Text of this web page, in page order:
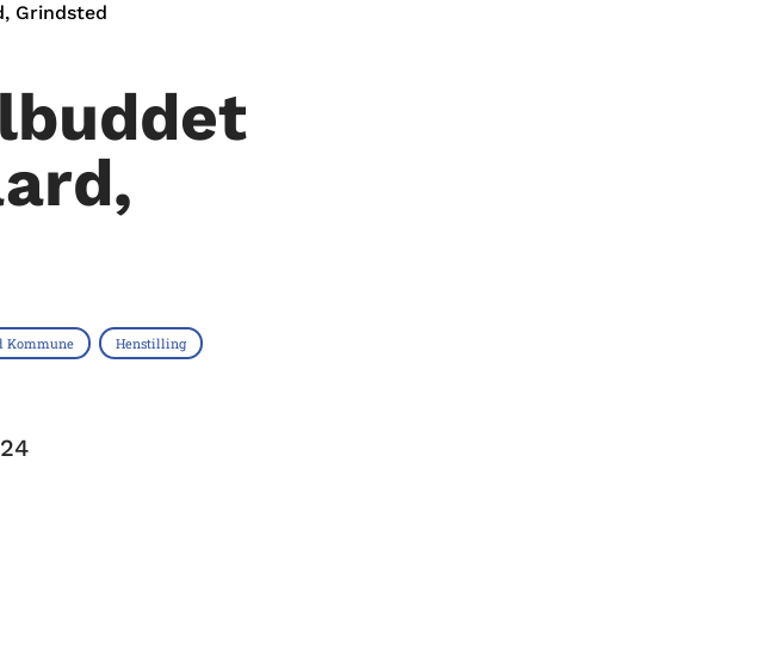
Grindsted
Kommune Henstilling